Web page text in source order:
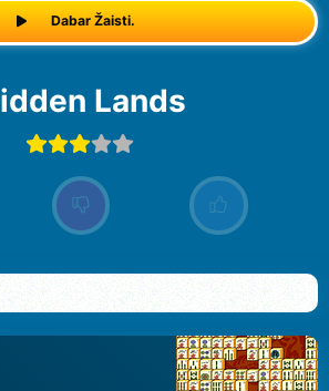
Dabar Žaisti.
Hidden Lands